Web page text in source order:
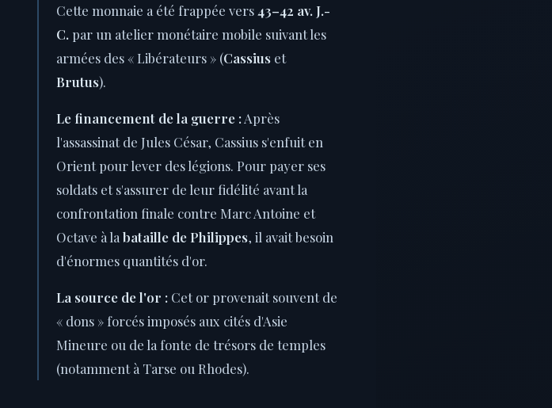
Cette monnaie a été frappée vers 43–42 av. J.-
C. par un atelier monétaire mobile suivant les
armées des « Libérateurs » (Cassius et
Brutus).
Le financement de la guerre :Après
l'assassinat de Jules César, Cassius s'enfuit en
Orient pour lever des légions. Pour payer ses
soldats et s'assurer de leur fidélité avant la
confrontation finale contre Marc Antoine et
Octave à la bataille de Philippes, il avait besoin
d'énormes quantités d'or.
La source de l'or : Cet or provenait souvent de
« dons » forcés imposés aux cités d'Asie
Mineure ou de la fonte de trésors de temples
(notamment à Tarse ou Rhodes).